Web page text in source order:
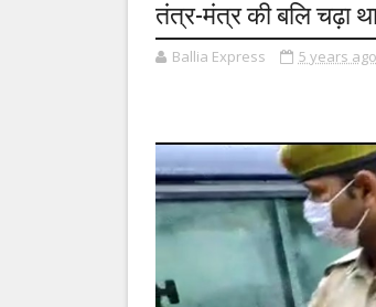
तंत्र-मंत्र की बलि चढ़ा
Ballia Express 5 years ago